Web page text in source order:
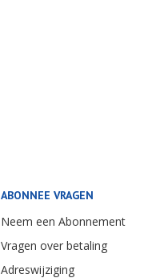
ABONNEE VRAGEN
Neem een Abonnement
Vragen over betaling
Adreswijziging